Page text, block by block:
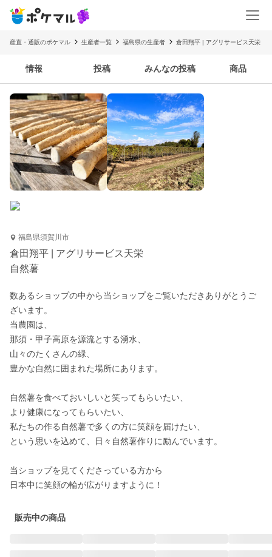
産直・通販のポケマル 生産者一覧 福島県の生産者 倉田翔平 | アグリサービス天栄
情報 投稿 みんなの投稿 商品
福島県須賀川市
倉田翔平 | アグリサービス天栄
自然薯
数あるショップの中から当ショップをご覧いただきありがとうご
ざいます。
当農園は、
那須・甲子高原を源流とする湧水、
山々のたくさんの緑、
豊かな自然に囲まれた場所にあります。
自然薯を食べておいしいと笑ってもらいたい、
より健康になってもらいたい、
私たちの作る自然薯で多くの方に笑顔を届けたい、
という思いを込めて、日々自然薯作りに励んでいます。
当ショップを見てくださっている方から
日本中に笑顔の輪が広がりますように！
販売中の商品